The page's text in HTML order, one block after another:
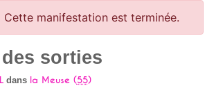
Cette manifestation est terminée.
des sorties
dans la Meuse (55)